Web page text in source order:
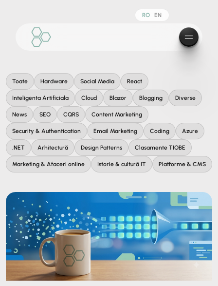
RO EN
Toate Hardware Social Media React
Inteligenta Artificiala Cloud Blazor Blogging Diverse
News SEO CQRS Content Marketing
Security & Authentication Email Marketing Coding Azure
.NET Arhitectură Design Patterns Clasamente TIOBE
Marketing & Afaceri online Istorie & cultură IT Platforme & CMS